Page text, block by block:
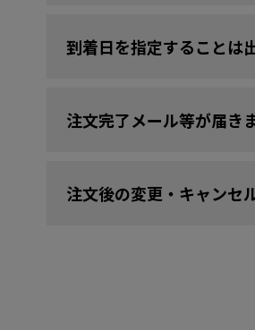
到着日を指定することは
注文完了メール等が届き
注文後の変更・キャンセ